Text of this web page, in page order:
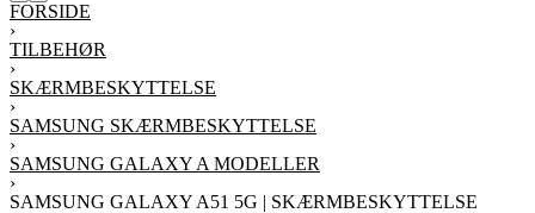
FORSIDE
›
TILBEHØR
›
SKÆRMBESKYTTELSE
›
SAMSUNG SKÆRMBESKYTTELSE
›
SAMSUNG GALAXY A MODELLER
›
SAMSUNG GALAXY A51 5G | SKÆRMBESKYTTELSE